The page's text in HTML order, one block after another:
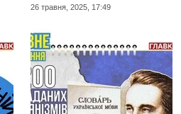
26 травня, 2025, 17:49